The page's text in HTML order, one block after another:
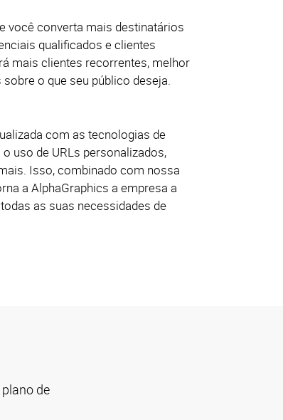
você converta mais destinatários
qualificados e clientes
mais clientes recorrentes, melhor
o que seu público deseja.
com as tecnologias de
uso de URLs personalizados,
Isso, combinado com nossa
a AlphaGraphics a empresa a
as suas necessidades de
de